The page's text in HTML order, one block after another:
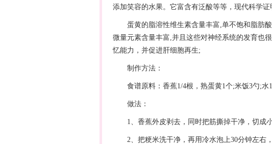
添加笑容的水果。它富含有泛酸等等，现代科学证
蛋黄的脂溶性维生素含量丰富,单不饱和脂肪酸
微量元素含量丰富,并且这些对神经系统的发育也
忆能力，并促进肝细胞再生;
制作方法：
食谱原料：香蕉1/4根，熟蛋黄1个;米饭3勺;水
做法：
1、香蕉外皮剥去，同时把筋撕掉干净，切成小
2、把粳米洗干净，再用冷水泡上30分钟左右，